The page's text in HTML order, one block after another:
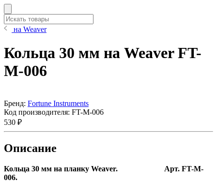
на Weaver
Кольца 30 мм на Weaver FT-
M-006
Бренд: Fortune Instruments
Код производителя: FT-M-006
530 ₽
Описание
Кольца 30 мм на планку Weaver. Арт. FT-M-
006.